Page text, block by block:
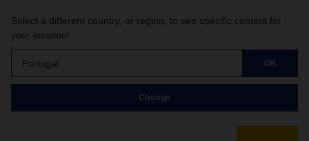
Select a different country, or region, to see specific content for
your location!
Portugal OK
Change